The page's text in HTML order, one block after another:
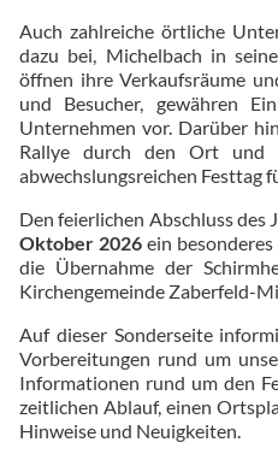
Auch zahlreiche örtliche
dazu bei, Michelbach in
öffnen ihre Verkaufsräume
und Besucher, gewähren
Unternehmen vor. Darüber
Rallye durch den Ort und
abwechslungsreichen Festtag
Den feierlichen Abschluss
Oktober 2026 ein
die Übernahme der
Kirchengemeinde Zaberfeld-
Auf dieser Sonderseite
Vorbereitungen rund um
Informationen rund um den
zeitlichen Ablauf, einen
Hinweise und Neuigkeiten.